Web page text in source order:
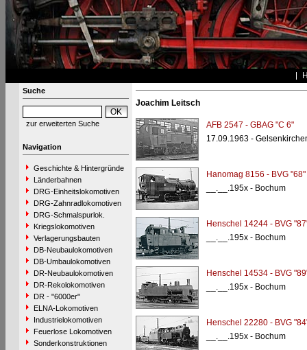
Suche
zur erweiterten Suche
Navigation
Geschichte & Hintergründe
Länderbahnen
DRG-Einheitslokomotiven
DRG-Zahnradlokomotiven
DRG-Schmalspurlok.
Kriegslokomotiven
Verlagerungsbauten
DB-Neubaulokomotiven
DB-Umbaulokomotiven
DR-Neubaulokomotiven
DR-Rekolokomotiven
DR - "6000er"
ELNA-Lokomotiven
Industrielokomotiven
Feuerlose Lokomotiven
Sonderkonstruktionen
Joachim Leitsch
AFB 2547 - GBAG "C 6"
17.09.1963 -
Hanomag 8156 - BVG "68"
__.__.195x - Bochum
Henschel 14244 - BVG
__.__.195x - Bochum
Henschel 14534 - BVG
__.__.195x - Bochum
Henschel 22280 - BVG
__.__.195x - Bochum